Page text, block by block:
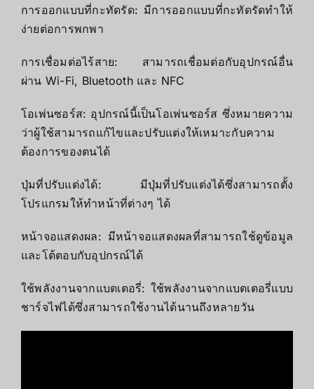
การออกแบบที่กะทัดรัด: มีการออกแบบที่กะทัดรัดทำให้
ง่ายต่อการพกพา
การเชื่อมต่อไร้สาย: สามารถเชื่อมต่อกับอุปกรณ์อื่น
ผ่าน Wi-Fi, Bluetooth และ NFC
โอเพ่นซอร์ส: อุปกรณ์นี้เป็นโอเพ่นซอร์ส ซึ่งหมายความ
ว่าผู้ใช้สามารถแก้ไขและปรับแต่งให้เหมาะกับความ
ต้องการของตนได้
ปุ่มที่ปรับแต่งได้: มีปุ่มที่ปรับแต่งได้ซึ่งสามารถตั้ง
โปรแกรมให้ทำหน้าที่ต่างๆ ได้
หน้าจอแสดงผล: มีหน้าจอแสดงผลที่สามารถใช้ดูข้อมูล
และโต้ตอบกับอุปกรณ์ได้
ใช้พลังงานจากแบตเตอรี่: ใช้พลังงานจากแบตเตอรี่แบบ
ชาร์จไฟได้ซึ่งสามารถใช้งานได้นานถึงหลายวัน